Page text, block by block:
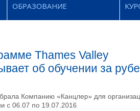
ОБРАЗОВАНИЕ
Thames Valley
об обучении за
Компанию «Канцлер» для
с 06.07 по 19.07.2016